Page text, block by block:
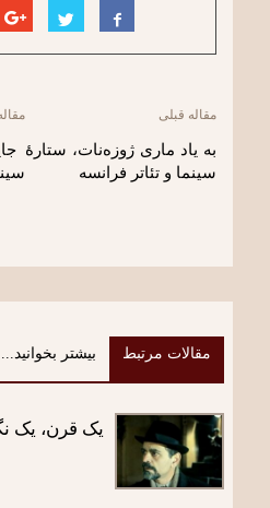
مقاله قبلی
به یاد ماری ژوزه‌نات، ستارۀ
سینما و تئاتر فرانسه
مقالات مرتبط بیشتر بخوانید...
یک قرن، یک